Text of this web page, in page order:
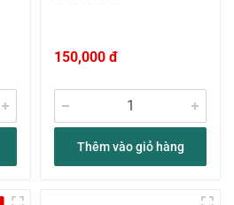
150,000 đ
Thêm vào giỏ hàng